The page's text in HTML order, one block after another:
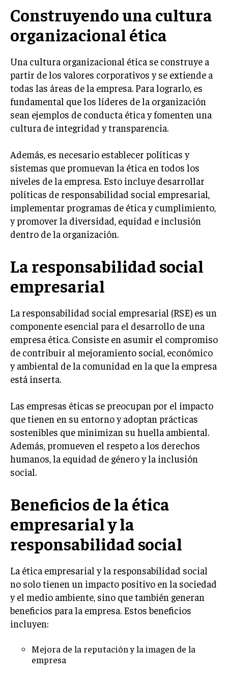
GESTIÓN DE PRODUCTOS
COMUNICACIÓN CORPORATIVA
INVESTIGACIÓN DE MERCADO
ANÁLISIS DE COMPETENCIA
GESTIÓN DE CLIENTES
EMPRENDIMIENTO
GESTIÓN DEL CAMBIO
LIDERAZGO
HABILIDADES DIRECTIVAS
EMPRENDIMIENTO
PLANIFICACIÓN EMPRESARIAL
FINANZAS
FINANZAS Y CONTABILIDAD
GESTIÓN DE RECURSOS FINANCIEROS
INVERSIONES Y MERCADOS FINANCIEROS
CONTABILIDAD EMPRESARIAL
ECONOMÍA EMPRESARIAL
INTERNACIONAL
NEGOCIOS INTERNACIONALES
COMERCIO INTERNACIONAL
EXPANSIÓN GLOBAL
IMPORTACIÓN Y EXPORTACIÓN
ALIANZAS ESTRATÉGICAS
SOSTENIBILIDAD Y MEDIO AMBIENTE
GESTIÓN DE LA INNOVACIÓN TECNOLÓGICA
TRANSFORMACIÓN DIGITAL
ANALÍTICA EMPRESARIAL Y BUSINESS
CIBERSEGURIDAD EMPRESARIAL
ESTRATEGIA
EMPRESAS FAMILIARES Y SUCESIÓN
NEGOCIACIÓN Y RESOLUCIÓN DE CONFLICTOS
Construyendo una cultura
organizacional ética
Una cultura organizacional ética se construye a
partir de los valores corporativos y se extiende a
todas las áreas de la empresa. Para lograrlo, es
fundamental que los líderes de la organización
sean ejemplos de conducta ética y fomenten una
cultura de integridad y transparencia.
Además, es necesario establecer políticas y
sistemas que promuevan la ética en todos los
niveles de la empresa. Esto incluye desarrollar
políticas de responsabilidad social empresarial,
implementar programas de ética y cumplimiento,
y promover la diversidad, equidad e inclusión
dentro de la organización.
La responsabilidad social
empresarial
La responsabilidad social empresarial (RSE) es un
componente esencial para el desarrollo de una
empresa ética. Consiste en asumir el compromiso
de contribuir al mejoramiento social, económico
y ambiental de la comunidad en la que la empresa
está inserta.
Las empresas éticas se preocupan por el impacto
que tienen en su entorno y adoptan prácticas
sostenibles que minimizan su huella ambiental.
Además, promueven el respeto a los derechos
humanos, la equidad de género y la inclusión
social.
Beneficios de la ética
empresarial y la
responsabilidad social
La ética empresarial y la responsabilidad social
no solo tienen un impacto positivo en la sociedad
y el medio ambiente, sino que también generan
beneficios para la empresa. Estos beneficios
incluyen:
Mejora de la reputación y la imagen de la
empresa